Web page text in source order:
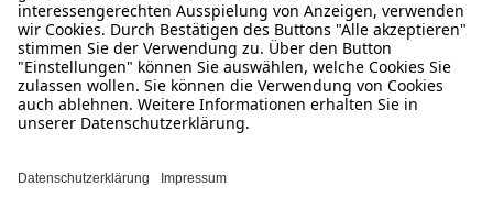
Sortiment
Service
Informationen